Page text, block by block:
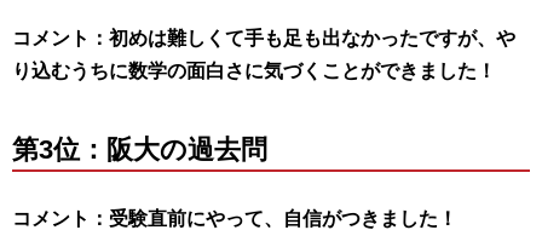
コメント：初めは難しくて手も足も出なかったですが、や
り込むうちに数学の面白さに気づくことができました！
第3位：阪大の過去問
コメント：受験直前にやって、自信がつきました！